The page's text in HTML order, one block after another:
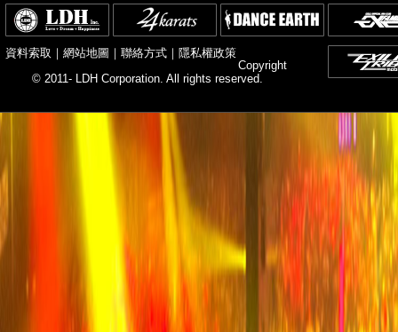
資料索取 ｜ 網站地圖 ｜ 聯絡方式 ｜ 隱私權政策
Copyright
© 2011- LDH Corporation. All rights reserved.